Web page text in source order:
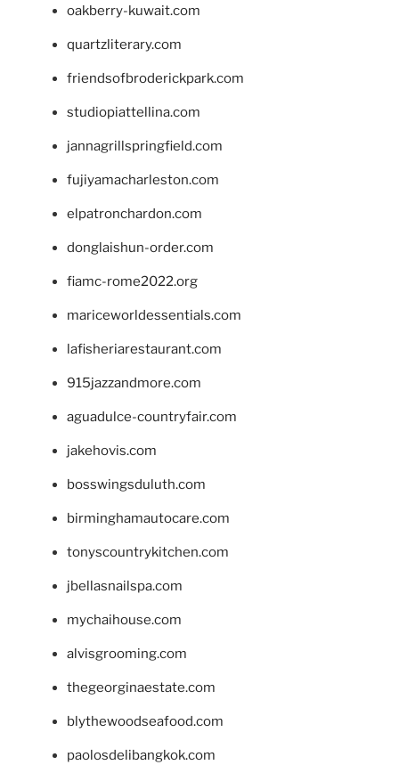
oakberry-kuwait.com
quartzliterary.com
friendsofbroderickpark.com
studiopiattellina.com
jannagrillspringfield.com
fujiyamacharleston.com
elpatronchardon.com
donglaishun-order.com
fiamc-rome2022.org
mariceworldessentials.com
lafisheriarestaurant.com
915jazzandmore.com
aguadulce-countryfair.com
jakehovis.com
bosswingsduluth.com
birminghamautocare.com
tonyscountrykitchen.com
jbellasnailspa.com
mychaihouse.com
alvisgrooming.com
thegeorginaestate.com
blythewoodseafood.com
paolosdelibangkok.com